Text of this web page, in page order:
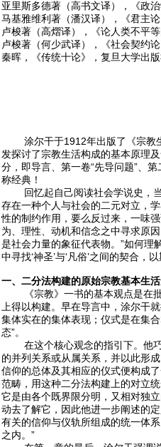
亚里斯多德著（高书文译），《政
马基雅维利著（潘汉译），《君主
卢梭著（高熠译），《论人类不平
卢梭著（何少武译），《社会契约
秦晖，《传统十论》，复旦大学出
涂尔干于1912年出版了《宗教生
发探讨了宗教生活构成的基本原理
分，即导言、第一卷“先导问题”、
称经典！
回忆起自己阅读社会学说史，当
存在一种个人与社会的二元对立，
性的制约作用，要么反过来，一味
为、理性、动机和信念之中寻求原
是社会力量的象征代表物。”如何理
中寻找‘神圣’与‘凡俗’之间的契合
一、二分法构建的原始宗教基本生
《宗教》一书的基本观点是在批
上得以构建。早在导言中，涂尔干
集体实在的集体表现；仪式是在集
态”。
在这个核心观念的指引下。他巧
的并列关系或从属关系，并以此形
信仰的总体及其相应的仪式便构成
范畴，用这种二分法构建上的对立
它是由各个既界限分明，又相对独
动去了解它，因此他进一步阐述的
有关的信仰与仪轨所组成的统一体
之内。”